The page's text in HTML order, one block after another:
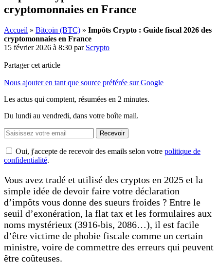
cryptomonnaies en France
Accueil » Bitcoin (BTC) » Impôts Crypto : Guide fiscal 2026 des
cryptomonnaies en France
15 février 2026 à 8:30 par Scrypto
Partager cet article
Nous ajouter en tant que source préférée sur Google
Les actus qui comptent, résumées en 2 minutes.
Du lundi au vendredi, dans votre boîte mail.
Recevoir
Oui, j'accepte de recevoir des emails selon votre politique de
confidentialité.
Vous avez tradé et utilisé des cryptos en 2025 et la
simple idée de devoir faire votre déclaration
d’impôts vous donne des sueurs froides ? Entre le
seuil d’exonération, la flat tax et les formulaires aux
noms mystérieux (3916-bis, 2086…), il est facile
d’être victime de phobie fiscale comme un certain
ministre, voire de commettre des erreurs qui peuvent
être coûteuses.